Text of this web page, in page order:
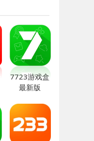
7723游戏盒
最新版